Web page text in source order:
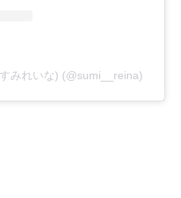
みれいな) (@sumi__reina)